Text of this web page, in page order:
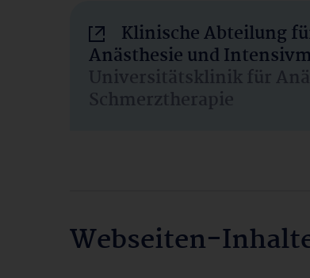
Klinische Abteilung
Anästhesie und
Universitätsklinik für
Schmerztherapie
Webseiten-